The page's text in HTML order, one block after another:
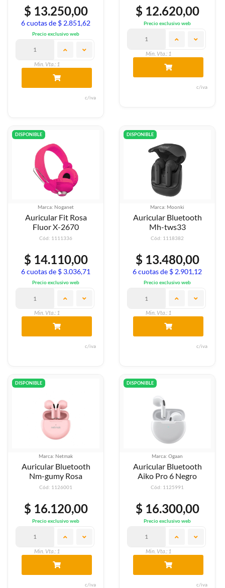
$ 13.250,00
6 cuotas de $ 2.851,62
Precio exclusivo web
Min. Vta.: 1
c/iva
$ 12.620,00
Precio exclusivo web
Min. Vta.: 1
c/iva
DISPONIBLE
Marca: Noganet
Auricular Fit Rosa
Fluor X-2670
Cód: 1111336
$ 14.110,00
6 cuotas de $ 3.036,71
Precio exclusivo web
Min. Vta.: 1
c/iva
DISPONIBLE
Marca: Moonki
Auricular Bluetooth
Mh-tws33
Cód: 1118382
$ 13.480,00
6 cuotas de $ 2.901,12
Precio exclusivo web
Min. Vta.: 1
c/iva
DISPONIBLE
Marca: Netmak
Auricular Bluetooth
Nm-gumy Rosa
Cód: 1126001
$ 16.120,00
Precio exclusivo web
Min. Vta.: 1
c/iva
DISPONIBLE
Marca: Ogaan
Auricular Bluetooth
Aiko Pro 6 Negro
Cód: 1125991
$ 16.300,00
Precio exclusivo web
Min. Vta.: 1
c/iva